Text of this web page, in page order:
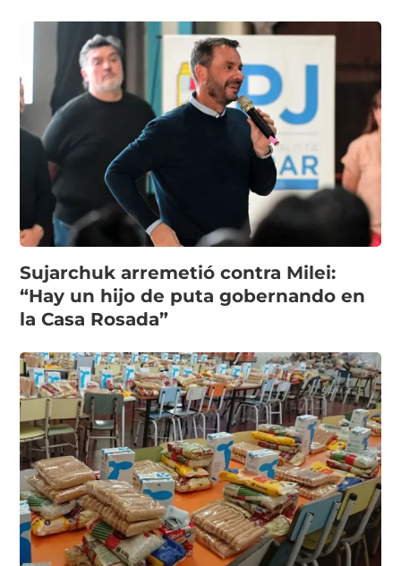
Sujarchuk arremetió contra Milei:
“Hay un hijo de puta gobernando en
la Casa Rosada”